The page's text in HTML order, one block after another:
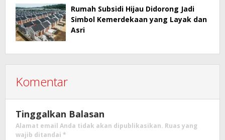
Rumah Subsidi Hijau Didorong Jadi
Simbol Kemerdekaan yang Layak dan
Asri
Komentar
Tinggalkan Balasan
Alamat email Anda tidak akan dipublikasikan. Ruas yang
wajib ditandai *